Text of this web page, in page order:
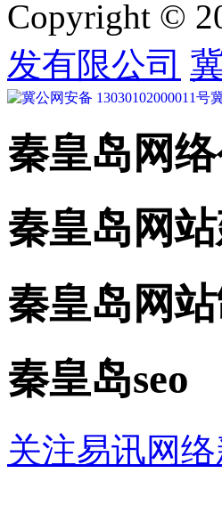
Copyright ©
发有限公司
秦皇岛网络
秦皇岛网
秦皇岛网
秦皇岛seo
关注易讯网